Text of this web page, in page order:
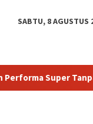
SABTU, 8 AGUSTUS
Super Tanpa